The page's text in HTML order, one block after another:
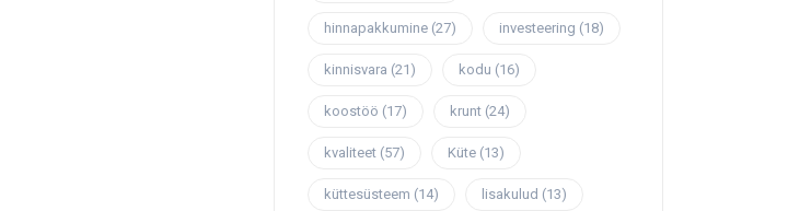
hinnapakkumine (27) investeering (18)
kinnisvara (21) kodu (16)
koostöö (17) krunt (24)
kvaliteet (57) Küte (13)
küttesüsteem (14) lisakulud (13)